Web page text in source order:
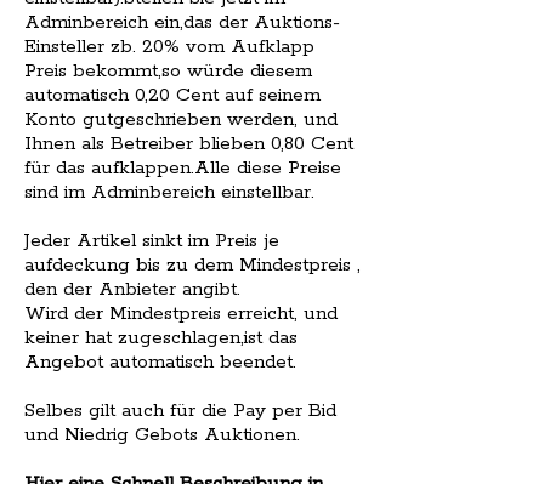
Adminbereich ein,das der Auktions-
Einsteller zb. 20% vom Aufklapp
Preis bekommt,so würde diesem
automatisch 0,20 Cent auf seinem
Konto gutgeschrieben werden, und
Ihnen als Betreiber blieben 0,80 Cent
für das aufklappen.Alle diese Preise
sind im Adminbereich einstellbar.
Jeder Artikel sinkt im Preis je
aufdeckung bis zu dem Mindestpreis ,
den der Anbieter angibt.
Wird der Mindestpreis erreicht, und
keiner hat zugeschlagen,ist das
Angebot automatisch beendet.
Selbes gilt auch für die Pay per Bid
und Niedrig Gebots Auktionen.